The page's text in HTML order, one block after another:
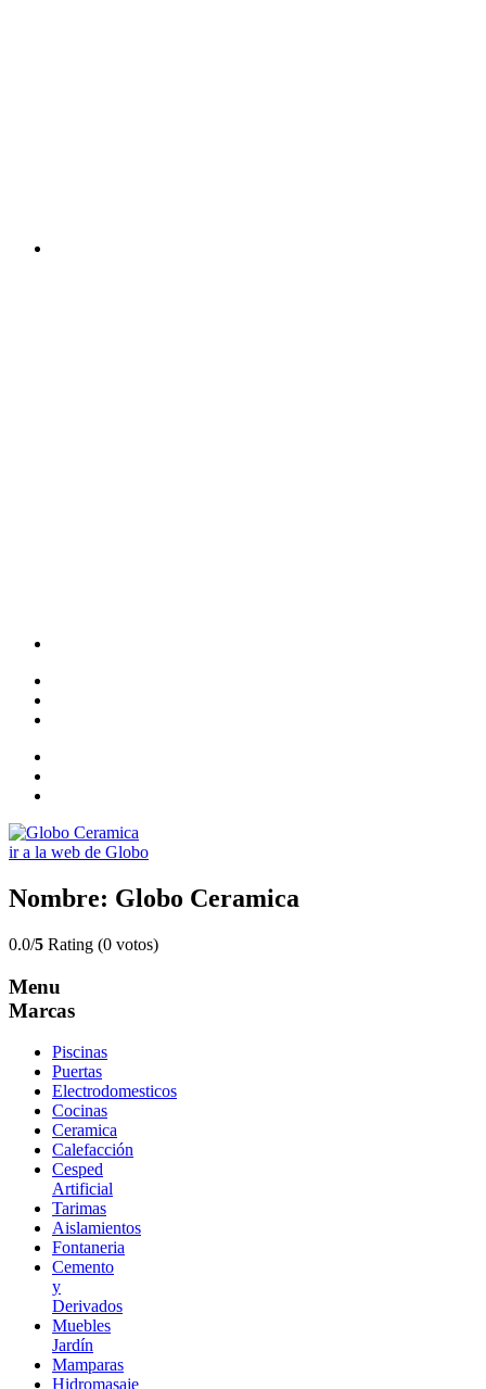
ir a la web de Globo
Nombre: Globo Ceramica
0.0/5 Rating (0 votos)
Menu
Marcas
Piscinas
Puertas
Electrodomesticos
Cocinas
Ceramica
Calefacción
Cesped
Artificial
Tarimas
Aislamientos
Fontaneria
Cemento
y
Derivados
Muebles
Jardín
Mamparas
Hidromasaje